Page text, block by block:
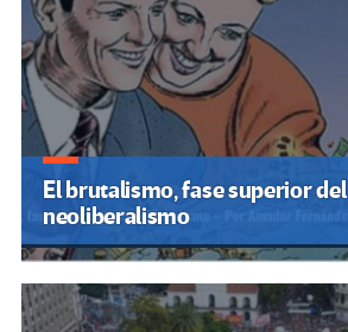
El brutalismo, fase superior del
neoliberalismo